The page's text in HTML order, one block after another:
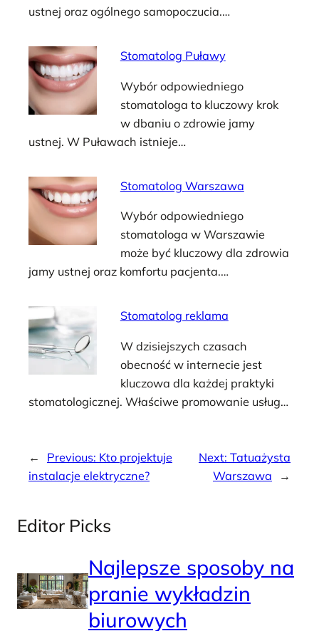
ustnej oraz ogólnego samopoczucia.…
Stomatolog Puławy
Wybór odpowiedniego
stomatologa to kluczowy krok
w dbaniu o zdrowie jamy
ustnej. W Puławach istnieje…
Stomatolog Warszawa
Wybór odpowiedniego
stomatologa w Warszawie
może być kluczowy dla zdrowia
jamy ustnej oraz komfortu pacjenta.…
Stomatolog reklama
W dzisiejszych czasach
obecność w internecie jest
kluczowa dla każdej praktyki
stomatologicznej. Właściwe promowanie usług…
← Previous: Kto projektuje
instalacje elektryczne?
Next: Tatuażysta
Warszawa
→
Editor Picks
Najlepsze sposoby na
pranie wykładzin
biurowych